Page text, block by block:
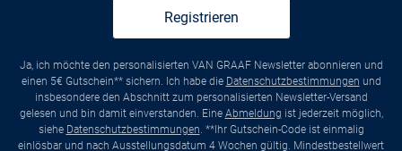
Registrieren
Ja, ich möchte den personalisierten VAN GRAAF Newsletter abonnieren und
einen 5€ Gutschein** sichern. Ich habe die Datenschutzbestimmungen und
insbesondere den Abschnitt zum personalisierten Newsletter-Versand
gelesen und bin damit einverstanden. Eine Abmeldung ist jederzeit möglich,
siehe Datenschutzbestimmungen. **Ihr Gutschein-Code ist einmalig
einlösbar und nach Ausstellungsdatum 4 Wochen gültig. Mindestbestellwert